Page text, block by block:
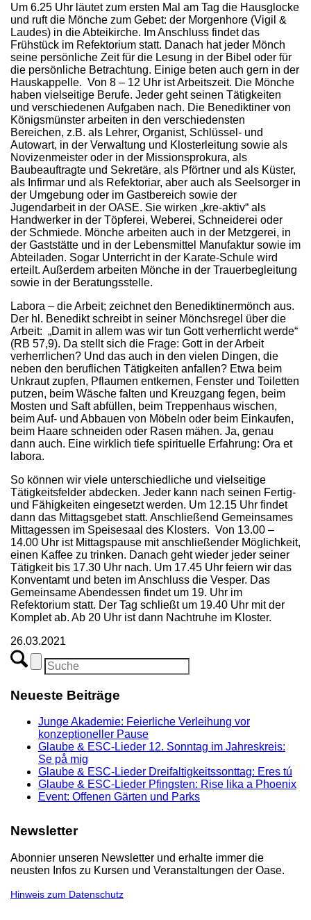
Um 6.25 Uhr läutet zum ersten Mal am Tag die Hausglocke
und ruft die Mönche zum Gebet: der Morgenhore (Vigil &
Laudes) in die Abteikirche. Im Anschluss findet das
Frühstück im Refektorium statt. Danach hat jeder Mönch
seine persönliche Zeit für die Lesung in der Bibel oder für
die persönliche Betrachtung. Einige beten auch gern in der
Hauskappelle. Von 8 – 12 Uhr ist Arbeitszeit. Die Mönche
haben vielseitige Berufe. Jeder geht seinen Tätigkeiten
und verschiedenen Aufgaben nach. Die Benediktiner von
Königsmünster arbeiten in den verschiedensten
Bereichen, z.B. als Lehrer, Organist, Schlüssel- und
Autowart, in der Verwaltung und Klosterleitung sowie als
Novizenmeister oder in der Missionsprokura, als
Baubeauftragte und Sekretäre, als Pförtner und als Küster,
als Infirmar und als Refektoriar, aber auch als Seelsorger in
der Umgebung oder im Gastbereich sowie der
Jugendarbeit in der OASE. Sie wirken „kre-aktiv“ als
Handwerker in der Töpferei, Weberei, Schneiderei oder
der Schmiede. Mönche arbeiten auch in der Metzgerei, in
der Gaststätte und in der Lebensmittel Manufaktur sowie im
Abteiladen. Sogar Unterricht in der Karate-Schule wird
erteilt. Außerdem arbeiten Mönche in der Trauerbegleitung
sowie in der Beratungsstelle.
Labora – die Arbeit; zeichnet den Benediktinermönch aus.
Der hl. Benedikt schreibt in seiner Mönchsregel über die
Arbeit: „Damit in allem was wir tun Gott verherrlicht werde“
(RB 57,9). Da stellt sich die Frage: Gott in der Arbeit
verherrlichen? Und das auch in den vielen Dingen, die
neben den beruflichen Tätigkeiten anfallen? Etwa beim
Unkraut zupfen, Pflaumen entkernen, Fenster und Toiletten
putzen, beim Wäsche falten und Kreuzgang fegen, beim
Mosten und Saft abfüllen, beim Treppenhaus wischen,
beim Auf- und Abbauen von Möbeln oder beim Einkaufen,
beim Haare schneiden oder Rasen mähen. Ja, genau
dann auch. Eine wirklich tiefe spirituelle Erfahrung: Ora et
labora.
So können wir viele unterschiedliche und vielseitige
Tätigkeitsfelder abdecken. Jeder kann nach seinen Fertig-
und Fähigkeiten eingesetzt werden. Um 12.15 Uhr findet
dann das Mittagsgebet statt. Anschließend Gemeinsames
Mittagessen im Speisesaal des Klosters. Von 13.00 –
14.00 Uhr ist Mittagspause mit anschließender Möglichkeit,
einen Kaffee zu trinken. Danach geht wieder jeder seiner
Tätigkeit bis 17.30 Uhr nach. Um 17.45 Uhr feiern wir das
Konventamt und beten im Anschluss die Vesper. Das
Gemeinsame Abendessen findet um 19. Uhr im
Refektorium statt. Der Tag schließt um 19.40 Uhr mit der
Komplet ab. Ab 20 Uhr ist dann Nachtruhe im Kloster.
26.03.2021
Neueste Beiträge
Junge Akademie: Feierliche Verleihung vor
konzeptioneller Pause
Glaube & ESC-Lieder 12. Sonntag im Jahreskreis:
Se på mig
Glaube & ESC-Lieder Dreifaltigkeitssonttag: Eres tú
Glaube & ESC-Lieder Pfingsten: Rise lika a Phoenix
Event: Offenen Gärten und Parks
Newsletter
Abonnier unseren Newsletter und erhalte immer die
neusten Infos zu Kursen und Veranstaltungen der Oase.
Hinweis zum Datenschutz